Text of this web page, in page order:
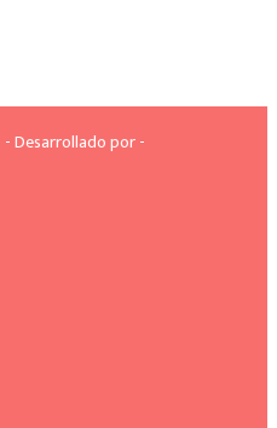
- Desarrollado por -